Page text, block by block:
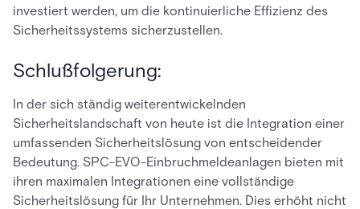
investiert werden, um die kontinuierliche Effizienz des
Sicherheitssystems sicherzustellen.
Schlußfolgerung:
In der sich ständig weiterentwickelnden
Sicherheitslandschaft von heute ist die Integration einer
umfassenden Sicherheitslösung von entscheidender
Bedeutung. SPC-EVO-Einbruchmeldeanlagen bieten mit
ihren maximalen Integrationen eine vollständige
Sicherheitslösung für Ihr Unternehmen. Dies erhöht nicht